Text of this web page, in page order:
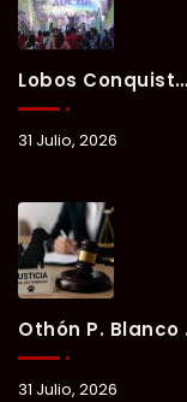
Lobos Conquista La Primera Competencia Del Verano Xul-Há 2026 En Una Noche Llena De Talento Y Energía.
31 Julio, 2026
Othón P. Blanco Refrenda Su Compromiso Contra El Maltrato Animal: Vinculan A Proceso A Presunto Responsable Tras Denuncia Del Ayuntamiento.
31 Julio, 2026